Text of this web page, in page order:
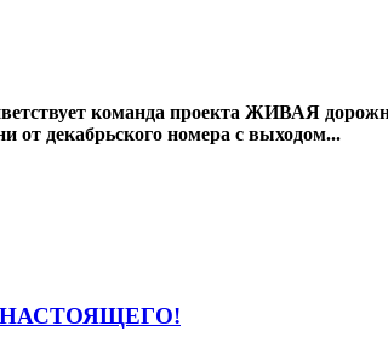
команда проекта ЖИВАЯ
декабрьского номера с выходом...